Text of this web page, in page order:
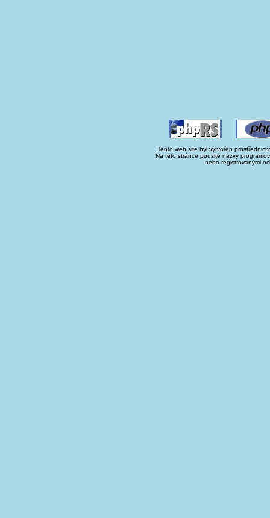
Tento web site byl vytvořen
Na této stránce použité názvy
nebo registrovanými